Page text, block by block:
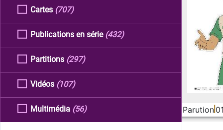
Cartes (707)
Publications en série (432)
Partitions (297)
Vidéos (107)
Multimédia (56) Parution